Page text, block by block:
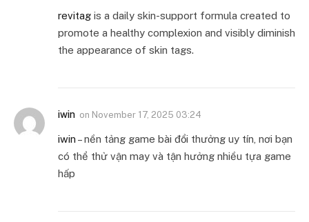
revitag is a daily skin-support formula created to
promote a healthy complexion and visibly diminish
the appearance of skin tags.
iwin on November 17, 2025 03:24
iwin – nền tảng game bài đổi thưởng uy tín, nơi bạn
có thể thử vận may và tận hưởng nhiều tựa game
hấp